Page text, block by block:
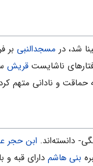
شد، در مسجدالنبی بر
ناشایست قریش
و نادانی متهم
ابن حجر
بنی هاشم دارای قبه و